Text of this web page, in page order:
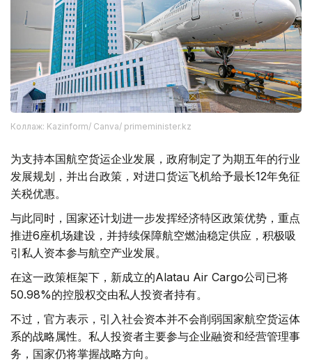
Коллаж: Kazinform/ Canva/ primeminister.kz
为支持本国航空货运企业发展，政府制定了为期五年的行业
发展规划，并出台政策，对进口货运飞机给予最长12年免征
关税优惠。
与此同时，国家还计划进一步发挥经济特区政策优势，重点
推进6座机场建设，并持续保障航空燃油稳定供应，积极吸
引私人资本参与航空产业发展。
在这一政策框架下，新成立的Alatau Air Cargo公司已将
50.98%的控股权交由私人投资者持有。
不过，官方表示，引入社会资本并不会削弱国家航空货运体
系的战略属性。私人投资者主要参与企业融资和经营管理事
务，国家仍将掌握战略方向。